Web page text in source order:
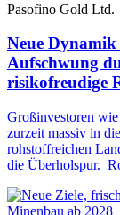
Pasofino Gold Ltd.
Neue
Aufschwung
risikofreudige
Großinvestoren
zurzeit massiv in
rohstoffreichen
die Überholspur.